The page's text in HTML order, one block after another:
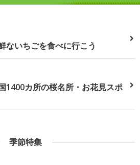
ないちごを食べに行こう
1400カ所の桜名所・お花見スポ
季節特集